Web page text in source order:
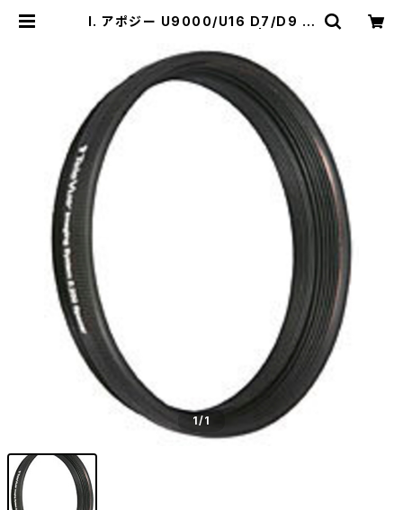
I. アポジー U9000/U16 D7/D9 ア
1/1